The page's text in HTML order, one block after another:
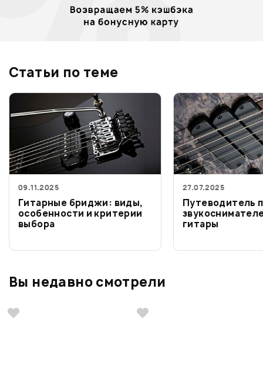
Статьи по теме
09.11.2025
Гитарные бриджи: виды,
особенности и критерии
выбора
27.07.2025
Путеводитель
гитары
Вы недавно смотрели